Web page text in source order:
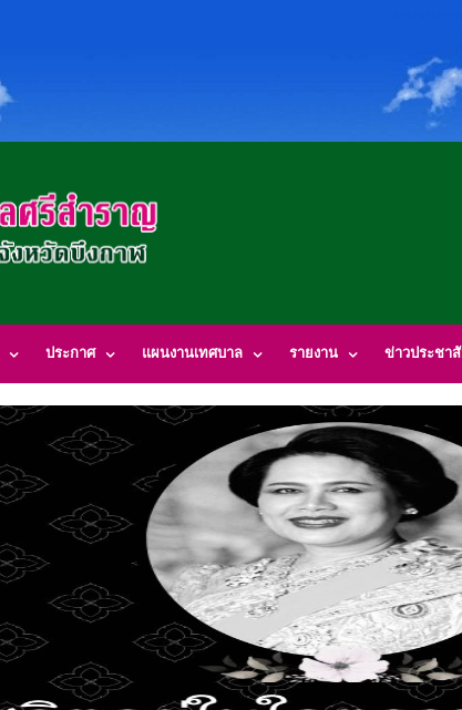
ประกาศ แผนงานเทศบาล รายงาน ข่าวประชา